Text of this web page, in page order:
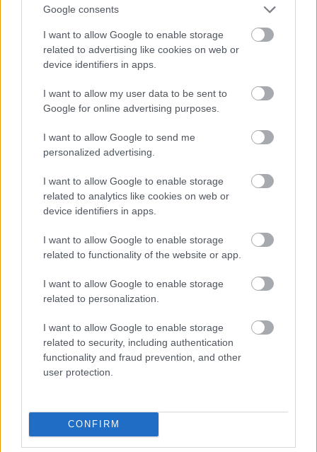
Google consents
I want to allow Google to enable storage
related to advertising like cookies on web or
device identifiers in apps.
I want to allow my user data to be sent to
Google for online advertising purposes.
I want to allow Google to send me
personalized advertising.
I want to allow Google to enable storage
related to analytics like cookies on web or
device identifiers in apps.
I want to allow Google to enable storage
related to functionality of the website or app.
I want to allow Google to enable storage
related to personalization.
I want to allow Google to enable storage
related to security, including authentication
functionality and fraud prevention, and other
user protection.
CONFIRM
A nap lányai
szellemi tulajdonát képezik, és a kiadó vezetőjének előzetes írásbeli
engedélye nélkül – a szolgáltatás rendeltetésszerű használatával
velejáró olvasáson, képernyőn történő megjelenítésen és az ehhez
szükséges ideiglenes többszörözésen, továbbá a személyes, nem-